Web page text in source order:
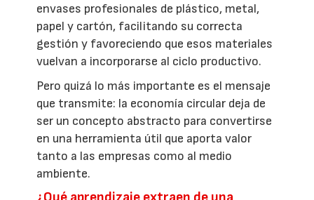
envases profesionales de plástico, metal,
papel y cartón, facilitando su correcta
gestión y favoreciendo que esos materiales
vuelvan a incorporarse al ciclo productivo.
Pero quizá lo más importante es el mensaje
que transmite: la economía circular deja de
ser un concepto abstracto para convertirse
en una herramienta útil que aporta valor
tanto a las empresas como al medio
ambiente.